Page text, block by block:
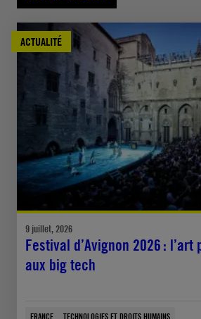
ACTUALITÉ
9 juillet, 2026
Festival d’Avignon 2026 :
aux big tech
FRANCE TECHNOLOGIES ET DROITS HUMAINS